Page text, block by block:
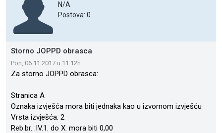
N/A
Postova: 0
Storno JOPPD obrasca
Pon, 06.11.2017 u 11:12h
Za storno JOPPD obrasca:
Stranica A
Oznaka izvješća mora biti jednaka kao u izvornom izvješću
Vrsta izvješća: 2
Reb.br. :IV.1. do X. mora biti 0,00